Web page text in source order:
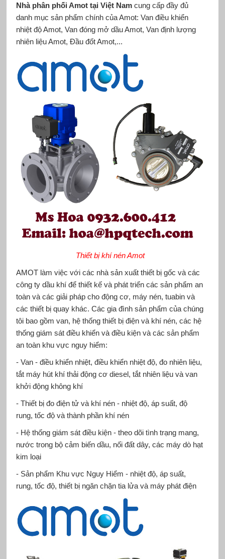
Nhà phân phối Amot tại Việt Namcung cấp đầy đủ
danh mục sản phẩm chính của Amot: Van điều khiển
nhiệt độ Amot, Van đóng mở dầu Amot, Van định lượng
nhiên liệu Amot, Đầu đốt Amot,...
Thiết bị khí nén Amot
AMOT làm việc với các nhà sản xuất thiết bị gốc và các
công ty dầu khí để thiết kế và phát triển các sản phẩm an
toàn và các giải pháp cho động cơ, máy nén, tuabin và
các thiết bị quay khác. Các gia đình sản phẩm của chúng
tôi bao gồm van, hệ thống thiết bị điện và khí nén, các hệ
thống giám sát điều khiển và điều kiện và các sản phẩm
an toàn khu vực nguy hiểm:
- Van - điều khiển nhiệt, điều khiển nhiệt độ, đo nhiên liệu,
tắt máy hút khí thải động cơ diesel, tắt nhiên liệu và van
khởi động không khí
- Thiết bị đo điện tử và khí nén - nhiệt độ, áp suất, độ
rung, tốc độ và thành phần khí nén
- Hệ thống giám sát điều kiện - theo dõi tình trạng mang,
nước trong bộ cảm biến dầu, nối đất dây, các máy dò hạt
kim loại
- Sản phẩm Khu vực Nguy Hiểm - nhiệt độ, áp suất,
rung, tốc độ, thiết bị ngăn chặn tia lửa và máy phát điện